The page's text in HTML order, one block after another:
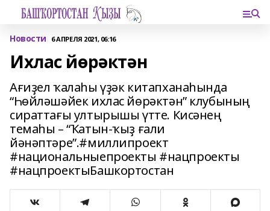
Новости 6 АПРЕЛЯ 2021, 06:16
Ихлас йөрәктән
Ағиҙел ҡалаһы үҙәк китапханаһында
“Һөйләшәйек ихлас йөрәктән” клубының
сираттағы ултырышы үтте. Кисәнең
темаһы – “Ҡатын-ҡыҙ ғали
йәнәптәре”.#миллипроект
#национальныепроекты #нацпроекты
#нацпроектыБашкортостан